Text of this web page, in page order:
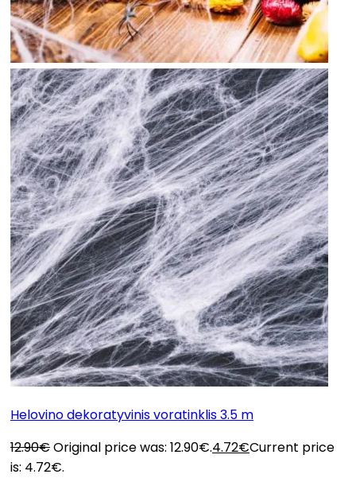
Helovino dekoratyvinis voratinklis 3.5 m
12.90€Original price was: 12.90€.4.72€Current price
is: 4.72€.